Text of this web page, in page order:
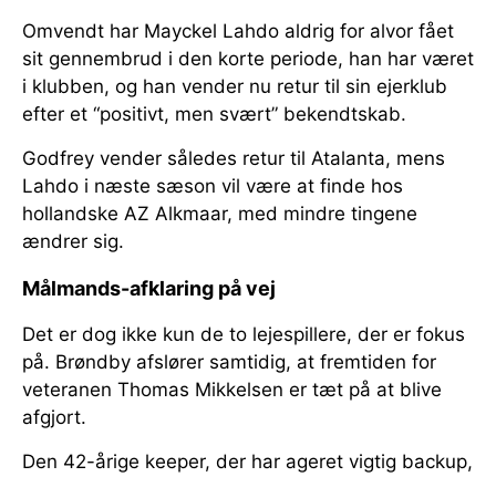
Omvendt har Mayckel Lahdo aldrig for alvor fået
sit gennembrud i den korte periode, han har været
i klubben, og han vender nu retur til sin ejerklub
efter et “positivt, men svært” bekendtskab.
Godfrey vender således retur til Atalanta, mens
Lahdo i næste sæson vil være at finde hos
hollandske AZ Alkmaar, med mindre tingene
ændrer sig.
Målmands-afklaring på vej
Det er dog ikke kun de to lejespillere, der er fokus
på. Brøndby afslører samtidig, at fremtiden for
veteranen Thomas Mikkelsen er tæt på at blive
afgjort.
Den 42-årige keeper, der har ageret vigtig backup,